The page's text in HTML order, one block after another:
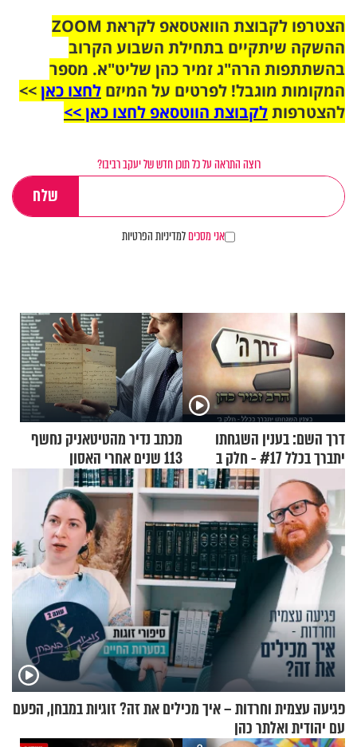
הצטרפו לקבוצת הוואטסאפ לקראת ZOOM
ההשקה שיתקיים בתחילת השבוע הקרוב
בהשתתפות הרה"ג זמיר כהן שליט"א. מספר
המקומות מוגבל! לפרטים על המיזם לחצו כאן>>
להצטרפותלקבוצת הווטסאפ לחצו כאן >>
רוצה התראה על כל תוכן חדש של יעקב רביבו?
אני מסכיםלמדיניות הפרטיות
דרך השם: בענין השגחתו
יתברך בכלל #17 - חלק ב
מכתב נדיר מהטיטאניק נחשף
113 שנים אחרי האסון
פגיעה עצמית וחרדות – איך מכילים את זה? זוגיות במבחן, הפעם
עם יהודית ואלתר כהן